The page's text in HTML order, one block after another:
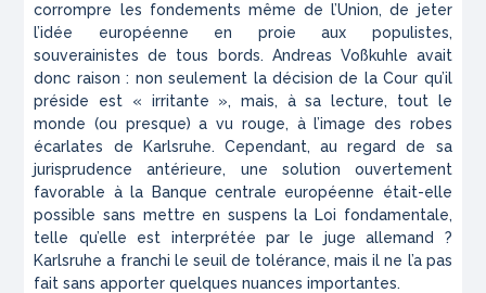
corrompre les fondements même de l’Union, de jeter
l’idée européenne en proie aux populistes,
souverainistes de tous bords. Andreas Voßkuhle avait
donc raison : non seulement la décision de la Cour qu’il
préside est « irritante », mais, à sa lecture, tout le
monde (ou presque) a vu rouge, à l’image des robes
écarlates de Karlsruhe. Cependant, au regard de sa
jurisprudence antérieure, une solution ouvertement
favorable à la Banque centrale européenne était-elle
possible sans mettre en suspens la Loi fondamentale,
telle qu’elle est interprétée par le juge allemand ?
Karlsruhe a franchi le seuil de tolérance, mais il ne l’a pas
fait sans apporter quelques nuances importantes.